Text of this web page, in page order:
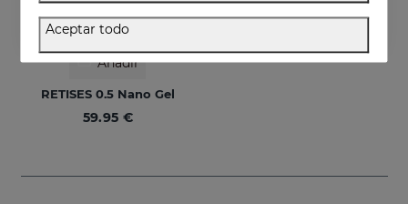
Añadir
RETISES 0.5 Nano Gel
59.95 €
Aceptar todo